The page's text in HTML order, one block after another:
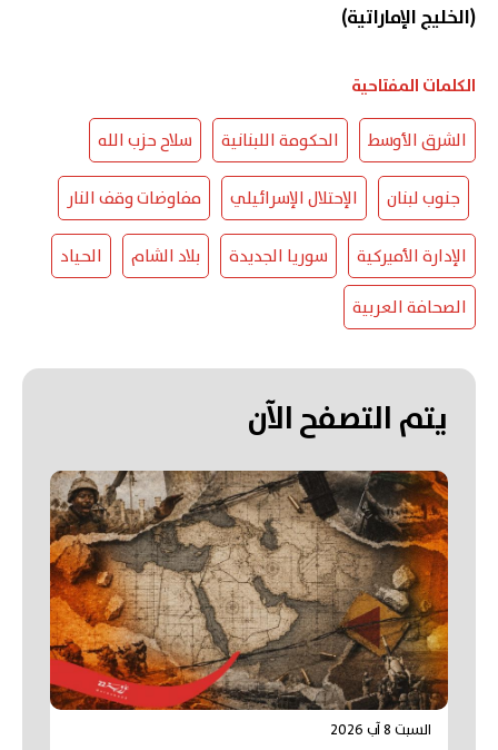
(الخليج الإماراتية)
الكلمات المفتاحية
الشرق الأوسط الحكومة اللبنانية سلاح حزب الله
جنوب لبنان الإحتلال الإسرائيلي مفاوضات وقف النار
الإدارة الأميركية سوريا الجديدة بلاد الشام
الحياد
الصحافة العربية
يتم التصفح الآن
السبت 8 آب 2026